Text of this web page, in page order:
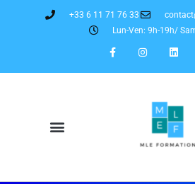
+33 6 11 71 76 33
Lun-Ven: 9h-19h/